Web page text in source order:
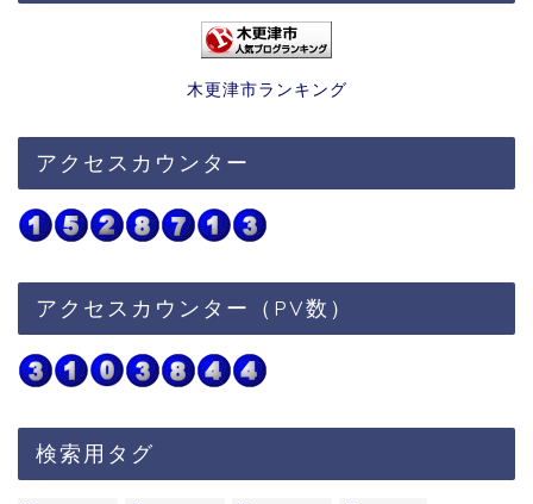
木更津市ランキング
アクセスカウンター
アクセスカウンター（PV数）
検索用タグ